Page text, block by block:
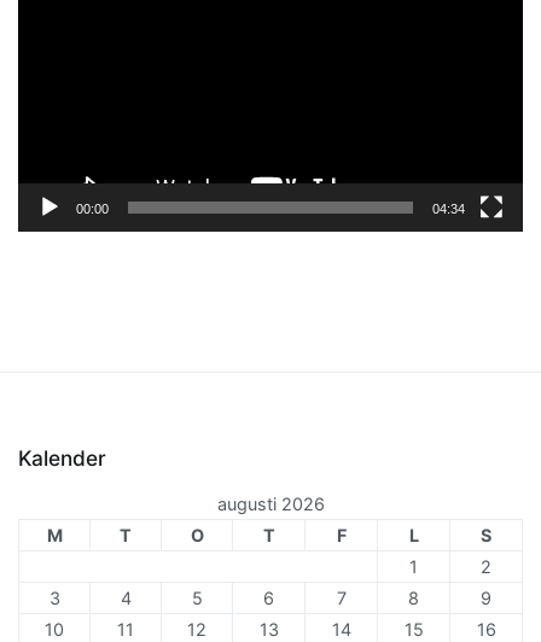
00:00 04:34
Kalender
augusti 2026
M
T O T F L
S
1
2
3
4 5 6 7 8
9
10
11 12 13 14 15
16